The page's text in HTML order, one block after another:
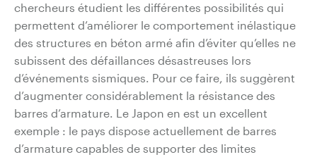
chercheurs étudient les différentes possibilités qui
permettent d’améliorer le comportement inélastique
des structures en béton armé afin d’éviter qu’elles ne
subissent des défaillances désastreuses lors
d’événements sismiques. Pour ce faire, ils suggèrent
d’augmenter considérablement la résistance des
barres d’armature. Le Japon en est un excellent
exemple : le pays dispose actuellement de barres
d’armature capables de supporter des limites